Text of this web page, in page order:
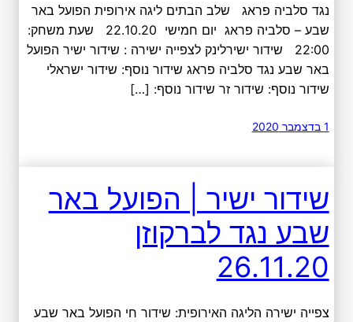
נגד סלביה פראג שלב הבתים ליגה אירופית הפועל באר
שבע – סלביה פראג יום חמישי 22.10.20 שעת משחק:
22:00 שידור ישירלינק לצפייה ישירה : שידור ישיר הפועל
באר שבע נגד סלביה פראג שידור נוסף: שידור ישראלי
שידור נוסף: שידור זר שידור נוסף: […]
1 בדצמבר 2020
שידור ישיר | הפועל באר
שבע נגד לברקוזן
26.11.20
צפייה ישירה הליגה האירופית: שידור חי הפועל באר שבע